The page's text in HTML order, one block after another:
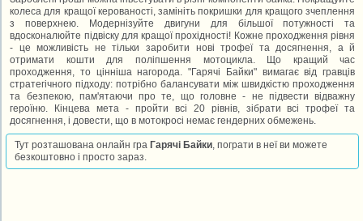
колеса для кращої керованості, замініть покришки для кращого зчеплення
з поверхнею. Модернізуйте двигуни для більшої потужності та
вдосконалюйте підвіску для кращої прохідності! Кожне проходження рівня
- це можливість не тільки заробити нові трофеї та досягнення, а й
отримати кошти для поліпшення мотоцикла. Що кращий час
проходження, то цінніша нагорода. "Гарячі Байки" вимагає від гравців
стратегічного підходу: потрібно балансувати між швидкістю проходження
та безпекою, пам'ятаючи про те, що головне - не підвести відважну
героїню. Кінцева мета - пройти всі 20 рівнів, зібрати всі трофеї та
досягнення, і довести, що в мотокросі немає гендерних обмежень.
Тут розташована онлайн гра Гарячі Байки, пограти в неї ви можете
безкоштовно і просто зараз.